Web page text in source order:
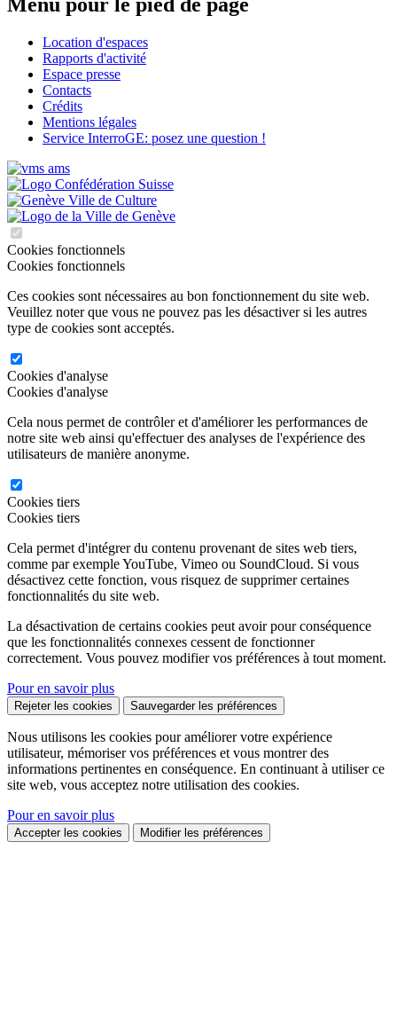
Menu pour le pied de page
Location d'espaces
Rapports d'activité
Espace presse
Contacts
Crédits
Mentions légales
Service InterroGE: posez une question !
Cookies fonctionnels
Cookies fonctionnels
Ces cookies sont nécessaires au bon fonctionnement du site web.
Veuillez noter que vous ne pouvez pas les désactiver si les autres
type de cookies sont acceptés.
Cookies d'analyse
Cookies d'analyse
Cela nous permet de contrôler et d'améliorer les performances de
notre site web ainsi qu'effectuer des analyses de l'expérience des
utilisateurs de manière anonyme.
Cookies tiers
Cookies tiers
Cela permet d'intégrer du contenu provenant de sites web tiers,
comme par exemple YouTube, Vimeo ou SoundCloud. Si vous
désactivez cette fonction, vous risquez de supprimer certaines
fonctionnalités du site web.
La désactivation de certains cookies peut avoir pour conséquence
que les fonctionnalités connexes cessent de fonctionner
correctement. Vous pouvez modifier vos préférences à tout moment.
Pour en savoir plus
Rejeter les cookies Sauvegarder les préférences
Nous utilisons les cookies pour améliorer votre expérience
utilisateur, mémoriser vos préférences et vous montrer des
informations pertinentes en conséquence. En continuant à utiliser ce
site web, vous acceptez notre utilisation des cookies.
Pour en savoir plus
Accepter les cookies Modifier les préférences